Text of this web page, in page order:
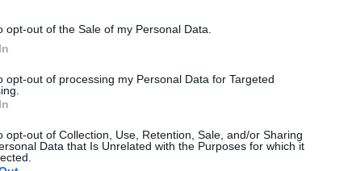
opt-out of the Sale of my Personal Data.
opt-out of processing my Personal Data for Targeted
opt-out of Collection, Use, Retention, Sale, and/or Sharing
Data that Is Unrelated with the Purposes for which it
Hotelu